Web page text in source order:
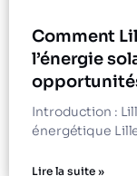
Comment
l’énergie
Introduction :
énergétique
Lire la suite »